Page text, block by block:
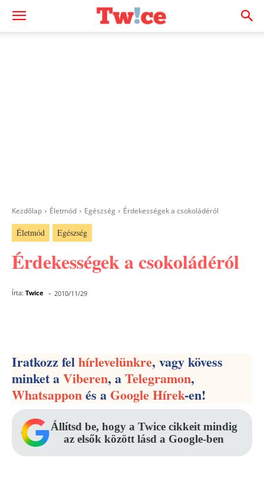
Kezdőlap Életmód Egészség Érdekességek a csokoládéról
Életmód Egészség
Érdekességek a csokoládéról
Írta: Twice - 2010/11/29
Iratkozz felhírlevelünkre, vagy kövess
minket aViberen, aTelegramon,
Whatsapponés aGoogle Hírek-en!
Állítsd be, hogy a Twice cikkeit mindig
az elsők között lásd a Google-ben